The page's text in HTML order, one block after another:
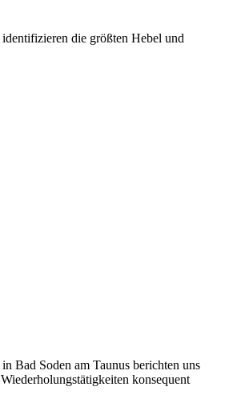
die größten Hebel und
Bad Soden am Taunus berichten uns
konsequent